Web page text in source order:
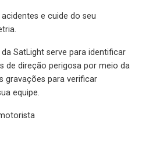
e cuide do seu
SatLight serve para identificar
de direção perigosa por meio da
gravações para verificar
equipe.